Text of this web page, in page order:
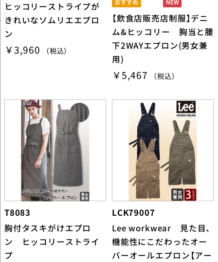
ヒッコリーストライプが
きれいなソムリエエプロ
ン
￥3,960 （税込）
【飲食店販売店制服】デニ
ム&ヒッコリー 胸当と腰
下2WAYエプロン(男女兼
用)
￥5,467 （税込）
T8083
胸付タスキがけエプロ
ン ヒッコリーストライ
プ
LCK79007
Lee workwear 見た目、
機能性にこだわったオー
バーオールエプロン【アー